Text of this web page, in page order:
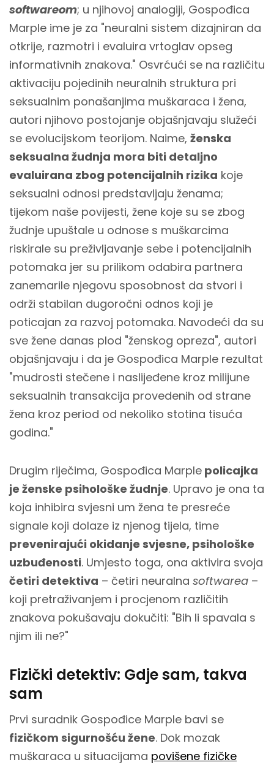
softwareom; u njihovoj analogiji, Gospođica
Marple ime je za "neuralni sistem dizajniran da
otkrije, razmotri i evaluira vrtoglav opseg
informativnih znakova." Osvrćući se na različitu
aktivaciju pojedinih neuralnih struktura pri
seksualnim ponašanjima muškaraca i žena,
autori njihovo postojanje objašnjavaju služeći
se evolucijskom teorijom. Naime, ženska
seksualna žudnja mora biti detaljno
evaluirana zbog potencijalnih rizika koje
seksualni odnosi predstavljaju ženama;
tijekom naše povijesti, žene koje su se zbog
žudnje upuštale u odnose s muškarcima
riskirale su preživljavanje sebe i potencijalnih
potomaka jer su prilikom odabira partnera
zanemarile njegovu sposobnost da stvori i
održi stabilan dugoročni odnos koji je
poticajan za razvoj potomaka. Navodeći da su
sve žene danas plod "ženskog opreza", autori
objašnjavaju i da je Gospođica Marple rezultat
"mudrosti stečene i naslijeđene kroz milijune
seksualnih transakcija provedenih od strane
žena kroz period od nekoliko stotina tisuća
godina."
Drugim riječima, Gospođica Marple policajka
je ženske psihološke žudnje. Upravo je ona ta
koja inhibira svjesni um žena te presreće
signale koji dolaze iz njenog tijela, time
prevenirajući okidanje svjesne, psihološke
uzbuđenosti. Umjesto toga, ona aktivira svoja
četiri detektiva – četiri neuralna softwarea –
koji pretraživanjem i procjenom različitih
znakova pokušavaju dokučiti: "Bih li spavala s
njim ili ne?"
Fizički detektiv: Gdje sam, takva
sam
Prvi suradnik Gospođice Marple bavi se
fizičkom sigurnošću žene. Dok mozak
muškaraca u situacijama povišene fizičke